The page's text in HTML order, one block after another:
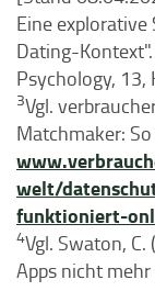
Eine
Dating-
Psychology, 13,
3Vgl.
Matchmaker:
welt/
funktioniert-
4Vgl. Swaton,
Apps nicht